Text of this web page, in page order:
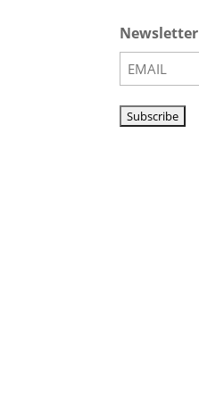
Newsletter